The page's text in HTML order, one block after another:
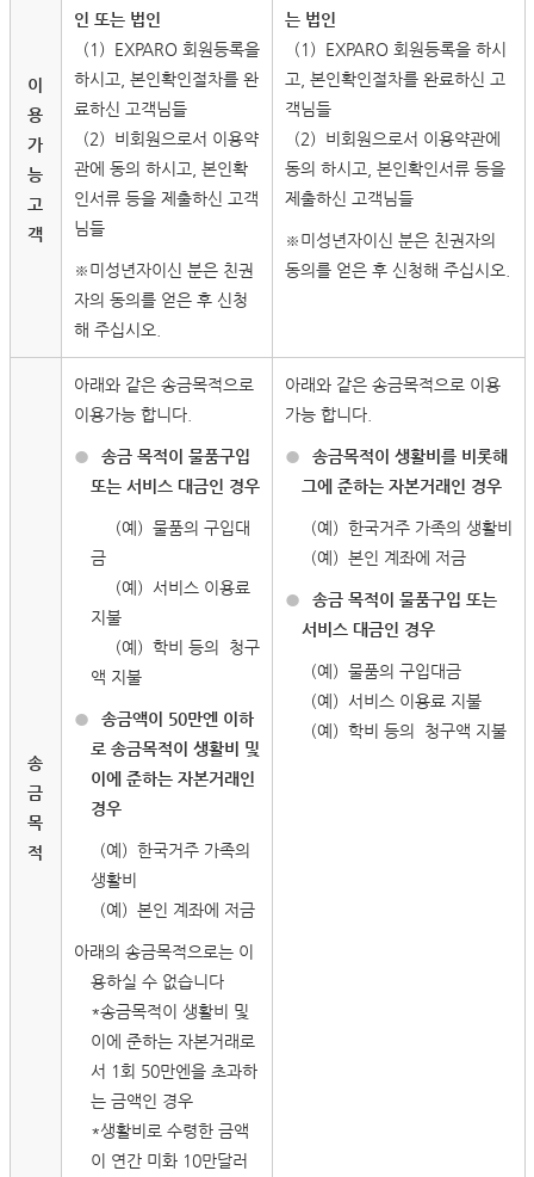
이
용
가
능
고
객
인 또는 법인
（1）EXPARO 회원등록을
하시고, 본인확인절차를 완
료하신 고객님들
（2）비회원으로서 이용약
관에 동의 하시고, 본인확
인서류 등을 제출하신 고객
님들
※미성년자이신 분은 친권
자의 동의를 얻은 후 신청
해 주십시오.
는 법인
（1）EXPARO 회원등록을 하시
고, 본인확인절차를 완료하신 고
객님들
（2）비회원으로서 이용약관에
동의 하시고, 본인확인서류 등을
제출하신 고객님들
※미성년자이신 분은 친권자의
동의를 얻은 후 신청해 주십시오.
송
금
목
적
아래와 같은 송금목적으로
이용가능 합니다.
●
송금 목적이 물품구입
또는 서비스 대금인 경우
（예）물품의 구입대
금
（예）서비스 이용료
지불
（예）학비 등의 청구
액 지불
●
송금액이 50만엔 이하
로 송금목적이 생활비 및
이에 준하는 자본거래인
경우
（예）한국거주 가족의
생활비
（예）본인 계좌에 저금
아래의 송금목적으로는 이
용하실 수 없습니다
*송금목적이 생활비 및
이에 준하는 자본거래로
서 1회 50만엔을 초과하
는 금액인 경우
*생활비로 수령한 금액
이 연간 미화 10만달러
아래와 같은 송금목적으로 이용
가능 합니다.
●
송금목적이 생활비를 비롯해
그에 준하는 자본거래인 경우
（예）한국거주 가족의 생활비
（예）본인 계좌에 저금
●
송금 목적이 물품구입 또는
서비스 대금인 경우
（예）물품의 구입대금
（예）서비스 이용료 지불
（예）학비 등의 청구액 지불